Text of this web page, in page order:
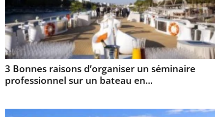
3 Bonnes raisons d’organiser un séminaire
professionnel sur un bateau en...